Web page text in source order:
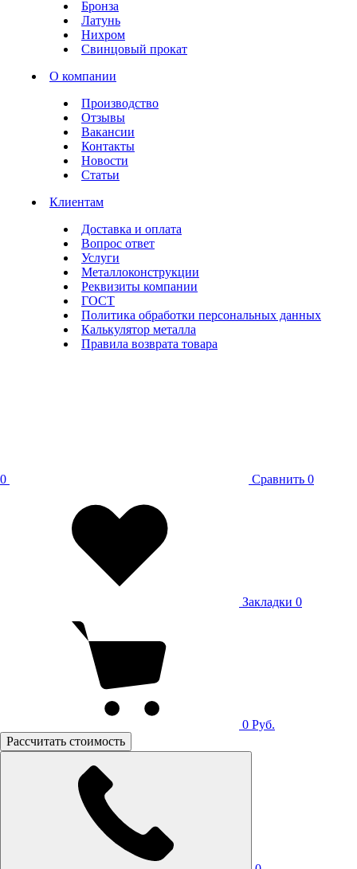
Бронза
Латунь
Нихром
Свинцовый прокат
О компании
Производство
Отзывы
Вакансии
Контакты
Новости
Статьи
Клиентам
Доставка и оплата
Вопрос ответ
Услуги
Металлоконструкции
Реквизиты компании
ГОСТ
Политика обработки персональных данных
Калькулятор металла
Правила возврата товара
0 Сравнить 0
Закладки 0
0 Руб.
Рассчитать стоимость